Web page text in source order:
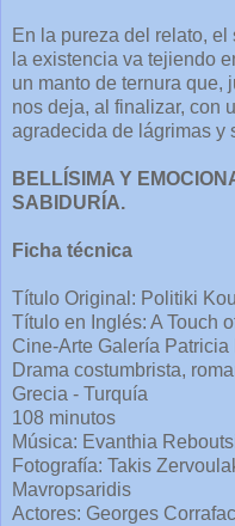
En la pureza del relato,
la existencia va tejiendo
un manto de ternura que,
nos deja, al finalizar, con
agradecida de lágrimas y
BELLÍSIMA Y
SABIDURÍA.
Ficha técnica
Título Original: Politiki
Título en Inglés: A Touch
Cine-Arte Galería Patricia
Drama costumbrista,
Grecia - Turquía
108 minutos
Música: Evanthia
Fotografía: Takis
Mavropsaridis
Actores: Georges